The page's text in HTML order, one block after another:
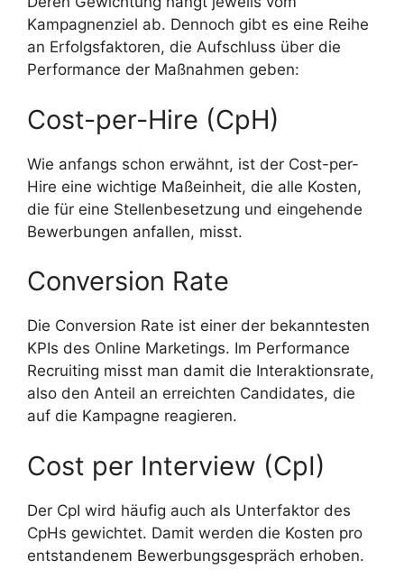
Kampagnenziel ab. Dennoch gibt es eine Reihe
an Erfolgsfaktoren, die Aufschluss über die
Performance der Maßnahmen geben:
Cost-per-Hire (CpH)
Wie anfangs schon erwähnt, ist der Cost-per-
Hire eine wichtige Maßeinheit, die alle Kosten,
die für eine Stellenbesetzung und eingehende
Bewerbungen anfallen, misst.
Conversion Rate
Die Conversion Rate ist einer der bekanntesten
KPIs des Online Marketings. Im Performance
Recruiting misst man damit die Interaktionsrate,
also den Anteil an erreichten Candidates, die
auf die Kampagne reagieren.
Cost per Interview (CpI)
Der CpI wird häufig auch als Unterfaktor des
CpHs gewichtet. Damit werden die Kosten pro
entstandenem Bewerbungsgespräch erhoben.